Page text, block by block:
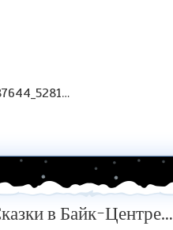
в Байк-Центре…